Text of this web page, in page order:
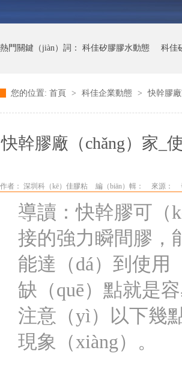
熱門關鍵（jiàn）詞： 科佳矽膠膠水動態 科佳
科（kē）佳UV無影膠水動態 科佳快幹膠動態
您的位置: 首頁 > 科佳企業動態 > 快幹膠
快幹膠廠（chǎng）家_
作者： 深圳科（kē）佳膠粘 編（biān）輯： 來源：
導讀：快幹膠可（
接的強力瞬間膠，
能達（dá）到使用
缺（quē）點就是
注意（yì）以下幾
現象（xiàng）。